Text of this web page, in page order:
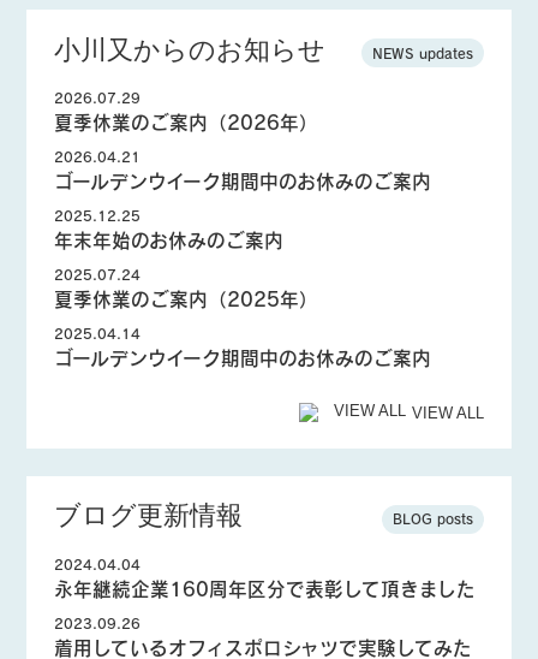
NEWS updates
小川又からのお知らせ
2026.07.29
夏季休業のご案内（2026年）
2026.04.21
ゴールデンウイーク期間中のお休みのご案内
2025.12.25
年末年始のお休みのご案内
2025.07.24
夏季休業のご案内（2025年）
2025.04.14
ゴールデンウイーク期間中のお休みのご案内
VIEW ALL
BLOG posts
ブログ更新情報
2024.04.04
永年継続企業160周年区分で表彰して頂きました
2023.09.26
着用しているオフィスポロシャツで実験してみた